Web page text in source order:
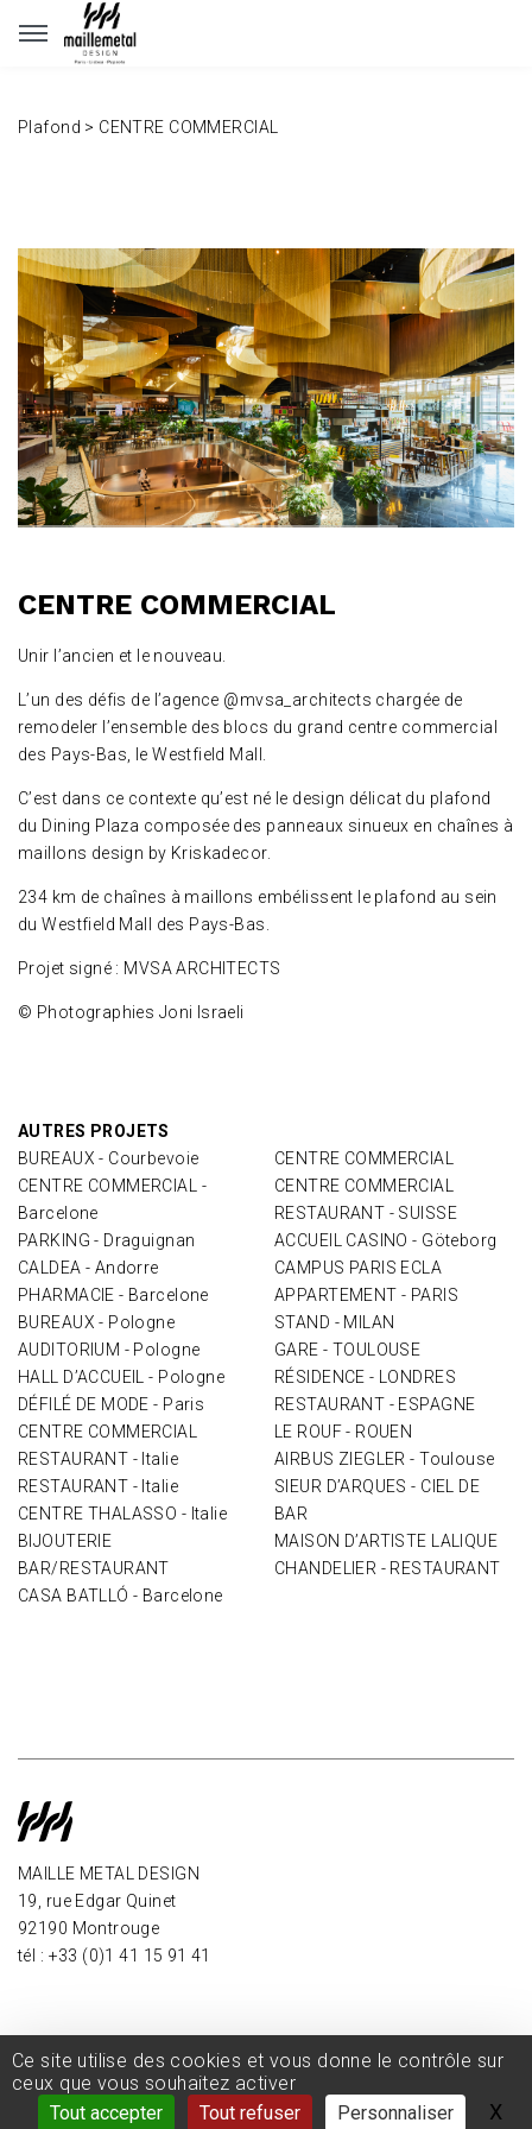
Panneau de gestion des cookies
Ce site utilise des cookies et vous donne le contrôle sur
ceux que vous souhaitez activer
Tout accepter
Tout refuser Personnaliser X
Plafond > CENTRE COMMERCIAL
CENTRE COMMERCIAL
Unir l’ancien et le nouveau.
L’un des défis de l’agence @mvsa_architects chargée de
remodeler l’ensemble des blocs du grand centre commercial
des Pays-Bas, le Westfield Mall.
C’est dans ce contexte qu’est né le design délicat du plafond
du Dining Plaza composée des panneaux sinueux en chaînes à
maillons design by Kriskadecor.
234 km de chaînes à maillons embélissent le plafond au sein
du Westfield Mall des Pays-Bas.
Projet signé : MVSA ARCHITECTS
© Photographies Joni Israeli
AUTRES PROJETS
BUREAUX - Courbevoie
CENTRE COMMERCIAL -
Barcelone
PARKING - Draguignan
CALDEA - Andorre
PHARMACIE - Barcelone
BUREAUX - Pologne
AUDITORIUM - Pologne
HALL D’ACCUEIL - Pologne
DÉFILÉ DE MODE - Paris
CENTRE COMMERCIAL
RESTAURANT - Italie
RESTAURANT - Italie
CENTRE THALASSO - Italie
BIJOUTERIE
BAR/RESTAURANT
CASA BATLLÓ - Barcelone
CENTRE COMMERCIAL
CENTRE COMMERCIAL
RESTAURANT - SUISSE
ACCUEIL CASINO - Göteborg
CAMPUS PARIS ECLA
APPARTEMENT - PARIS
STAND - MILAN
GARE - TOULOUSE
RÉSIDENCE - LONDRES
RESTAURANT - ESPAGNE
LE ROUF - ROUEN
AIRBUS ZIEGLER - Toulouse
SIEUR D’ARQUES - CIEL DE
BAR
MAISON D’ARTISTE LALIQUE
CHANDELIER - RESTAURANT
MAILLE METAL DESIGN
19, rue Edgar Quinet
92190 Montrouge
tél : +33 (0)1 41 15 91 41
CGV-Mentions légales -Politique de confidentialité